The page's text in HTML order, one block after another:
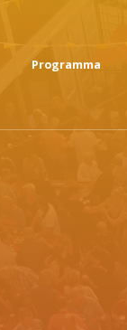
Programma